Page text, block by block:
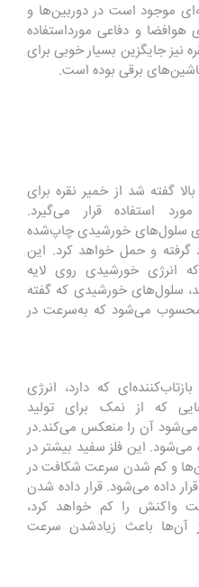
موجود است در دوربین‌ها و
و دفاعی مورداستفاده
نیز جایگزین بسیار خوبی برای
برقی بوده است.
گفته شد از خمیر نقره برای
استفاده قرار می‌گیرد.
سلول‌های خورشیدی چاپ‌شده
گرفته و حمل خواهد کرد. این
انرژی خورشیدی روی لایه
سلول‌های خورشیدی که گفته
محسوب می‌شود که به‌سرعت در
که دارد، انرژی
که از نمک برای تولید
می‌شود آن را منعکس می‌کند.در
می‌شود. این فلز سفید بیشتر در
و کم شدن سرعت شکافت در
داده می‌شود. قرار داده شدن
واکنش را کم خواهد کرد،
آن‌ها باعث زیادشدن سرعت